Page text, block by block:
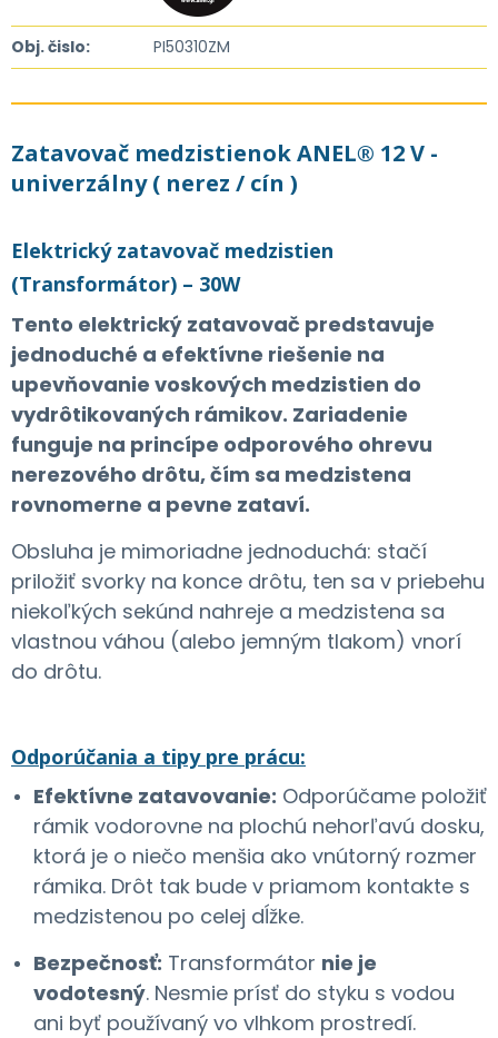
Obj. čislo: PI50310ZM
Zatavovač medzistienok ANEL® 12 V -
univerzálny ( nerez / cín )
Elektrický zatavovač medzistien
(Transformátor) – 30W
Tento elektrický zatavovač predstavuje
jednoduché a efektívne riešenie na
upevňovanie voskových medzistien do
vydrôtikovaných rámikov. Zariadenie
funguje na princípe odporového ohrevu
nerezového drôtu, čím sa medzistena
rovnomerne a pevne zataví.
Obsluha je mimoriadne jednoduchá: stačí
priložiť svorky na konce drôtu, ten sa v priebehu
niekoľkých sekúnd nahreje a medzistena sa
vlastnou váhou (alebo jemným tlakom) vnorí
do drôtu.
Odporúčania a tipy pre prácu:
Efektívne zatavovanie: Odporúčame položiť
rámik vodorovne na plochú nehorľavú dosku,
ktorá je o niečo menšia ako vnútorný rozmer
rámika. Drôt tak bude v priamom kontakte s
medzistenou po celej dĺžke.
Bezpečnosť: Transformátor nie je
vodotesný. Nesmie prísť do styku s vodou
ani byť používaný vo vlhkom prostredí.